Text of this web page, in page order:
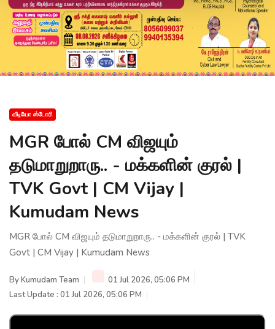
வீடியோ ஸ்டோரி
MGR போல் CM விஜயும்
தடுமாறுறாரு.. - மக்களின் குரல் |
TVK Govt | CM Vijay |
Kumudam News
MGR போல் CM விஜயும் தடுமாறுறாரு.. - மக்களின் குரல் | TVK
Govt | CM Vijay | Kumudam News
ByKumudam Team
01 Jul 2026, 05:06 PM
Last Update : 01 Jul 2026, 05:06 PM